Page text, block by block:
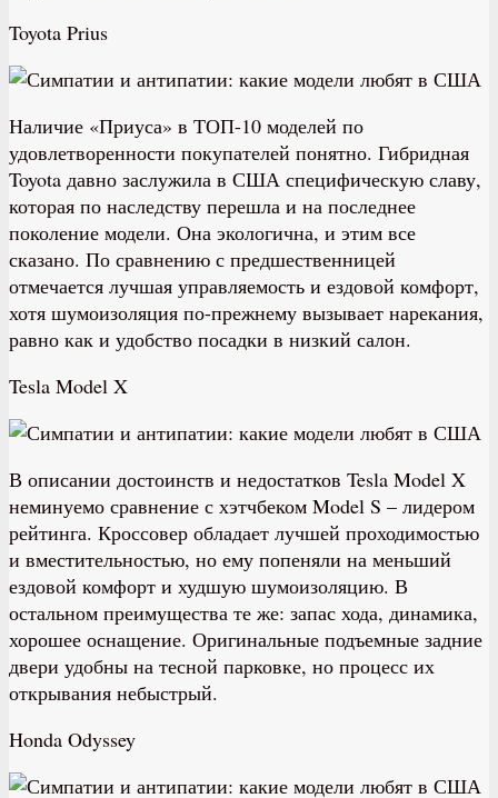
Toyota Prius
Наличие «Приуса» в ТОП-10 моделей по
удовлетворенности покупателей понятно. Гибридная
Toyota давно заслужила в США специфическую славу,
которая по наследству перешла и на последнее
поколение модели. Она экологична, и этим все
сказано. По сравнению с предшественницей
отмечается лучшая управляемость и ездовой комфорт,
хотя шумоизоляция по-прежнему вызывает нарекания,
равно как и удобство посадки в низкий салон.
Tesla Model X
В описании достоинств и недостатков Tesla Model X
неминуемо сравнение с хэтчбеком Model S – лидером
рейтинга. Кроссовер обладает лучшей проходимостью
и вместительностью, но ему попеняли на меньший
ездовой комфорт и худшую шумоизоляцию. В
остальном преимущества те же: запас хода, динамика,
хорошее оснащение. Оригинальные подъемные задние
двери удобны на тесной парковке, но процесс их
открывания небыстрый.
Honda Odyssey